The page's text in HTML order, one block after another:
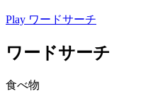
Play ワードサーチ
ワードサーチ
食べ物